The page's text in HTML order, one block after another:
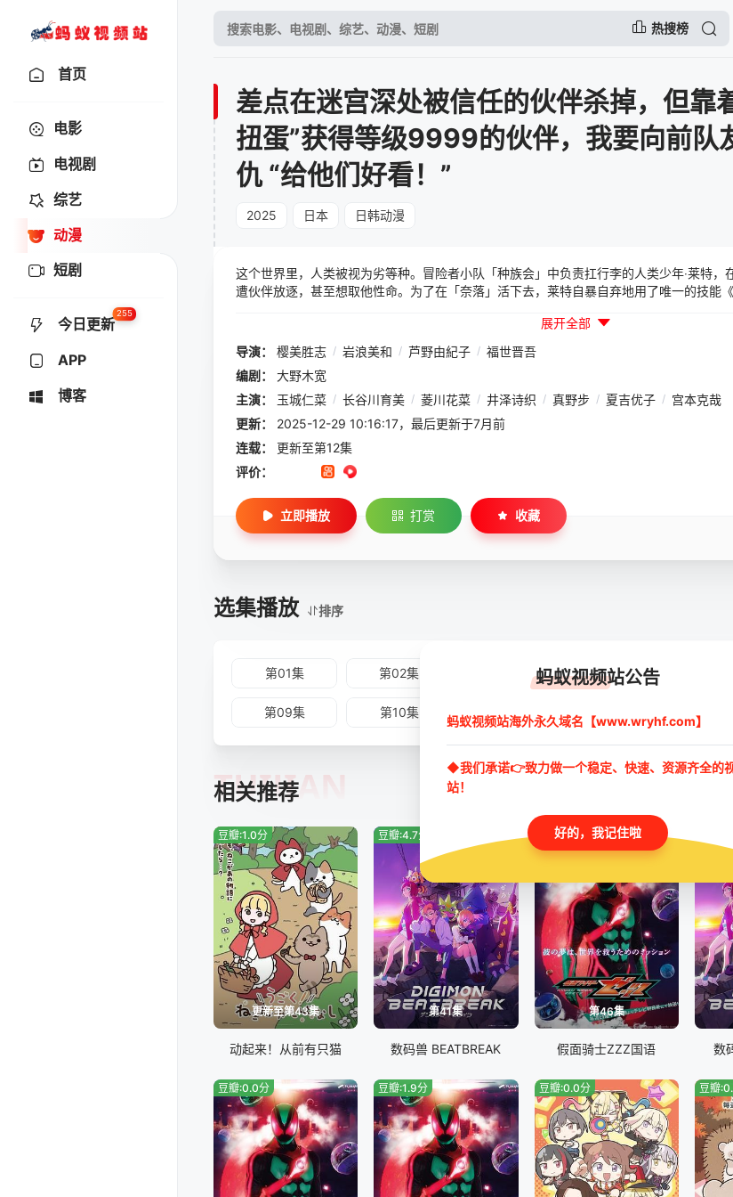
热搜榜
首页
电影
电视剧
综艺
动漫
短剧
今日更新
255
APP
博客
差点在迷宫深处被信任的伙伴杀掉，但靠
扭蛋”获得等级9999的伙伴，我要向前队
仇 “给他们好看！”
2025 日本 日韩动漫
这个世界里，人类被视为劣等种。冒险者小队「种族会」中负责扛行李的人类少年‧莱特，
遭伙伴放逐，甚至想取他性命。为了在「奈落」活下去，莱特自暴自弃地用了唯一的技能
们（而且所有人都是等级9999），他以压倒性的力量开始进军地上!!
展开全部
导演：
樱美胜志 / 岩浪美和 / 芦野由紀子 / 福世晋吾
编剧：
大野木宽
主演：
玉城仁菜 / 长谷川育美 / 菱川花菜 / 井泽诗织 / 真野步 / 夏吉优子 / 宫本克哉
更新：
2025-12-29 10:16:17，最后更新于7月前
连载：
更新至第12集
评价：
立即播放 打赏 收藏
选集播放 排序
第01集 第02集 第03集 第04集
第09集 第10集 第11集
相关推荐
TUIJIAN
更新至第43集
豆瓣:1.0分
动起来！从前有只猫
第41集
豆瓣:4.7分
数码兽 BEATBREAK
第46集
豆瓣:0.0分
假面骑士ZZZ国语 数
豆瓣:0.0分 豆瓣:1.9分 豆瓣:0.0分 豆瓣
蚂蚁视频站公告
蚂蚁视频站海外永久域名【www.wryhf.com】
◆我们承诺👉致力做一个稳定、快速、资源齐全的
站！
好的，我记住啦